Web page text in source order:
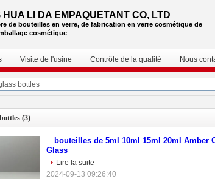
LI DA EMPAQUETANT CO, LTD
de bouteilles en verre, de fabrication en verre cosmétique de
cosmétique
Visite de l'usine Contrôle de la qualité Nous
(3)
bouteilles de 5ml 10ml 15ml 20ml Amber
Glass
Lire la suite
2024-09-13 09:26:40